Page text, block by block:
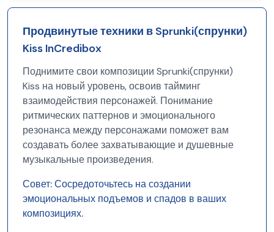
Продвинутые техники в Sprunki(спрунки)
Kiss InCredibox
Поднимите свои композиции Sprunki(спрунки)
Kiss на новый уровень, освоив тайминг
взаимодействия персонажей. Понимание
ритмических паттернов и эмоционального
резонанса между персонажами поможет вам
создавать более захватывающие и душевные
музыкальные произведения.
Совет:Сосредоточьтесь на создании
эмоциональных подъемов и спадов в ваших
композициях.